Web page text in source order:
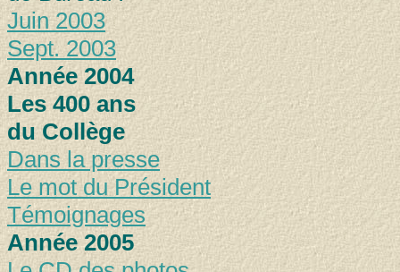
Juin 2003
Sept. 2003
Année 2004
Les 400 ans
du Collège
Dans la presse
Le mot du Président
Témoignages
Année 2005